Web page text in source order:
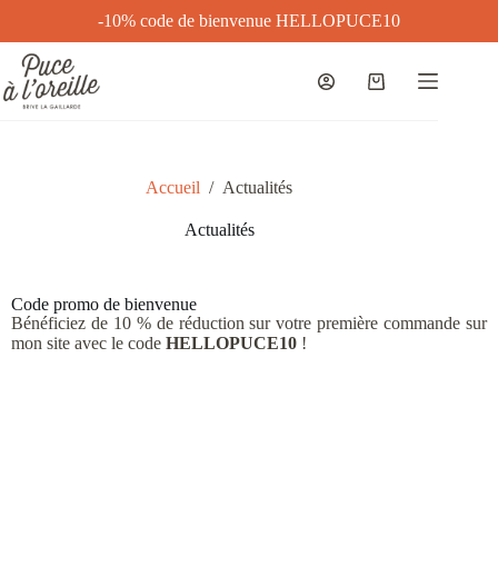
-10% code de bienvenue HELLOPUCE10
Accueil / Actualités
Actualités
Code promo de bienvenue
Bénéficiez de 10 % de réduction sur votre première commande sur
mon site avec le code HELLOPUCE10 !